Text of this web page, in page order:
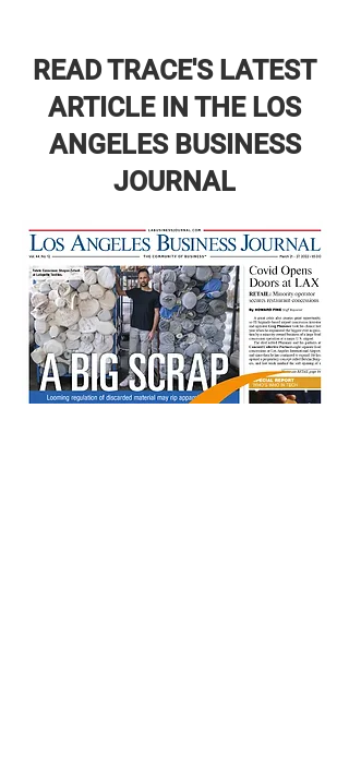
READ TRACE'S LATEST
ARTICLE IN THE LOS
ANGELES BUSINESS
JOURNAL